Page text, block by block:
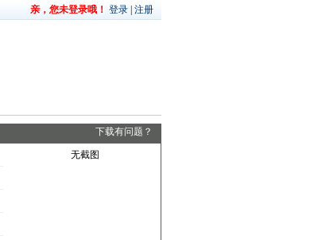
亲，您未登录哦！ 登录 注册
下载有问题？
无截图